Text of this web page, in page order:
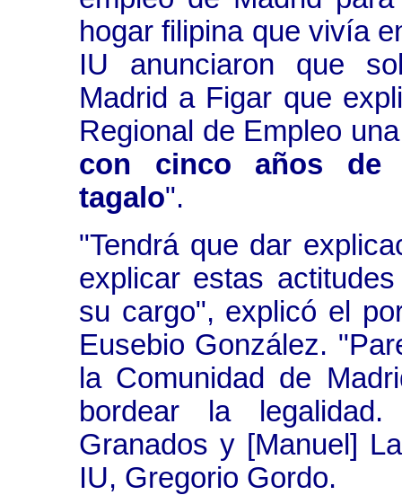
hogar filipina que vivía
IU anunciaron que
Madrid a Figar que
Regional de Empleo
con cinco años de
tagalo".
"Tendrá que dar
explicar estas
su cargo", explicó el
Eusebio González.
la Comunidad de
bordear la
Granados y [Manuel]
IU, Gregorio Gordo.